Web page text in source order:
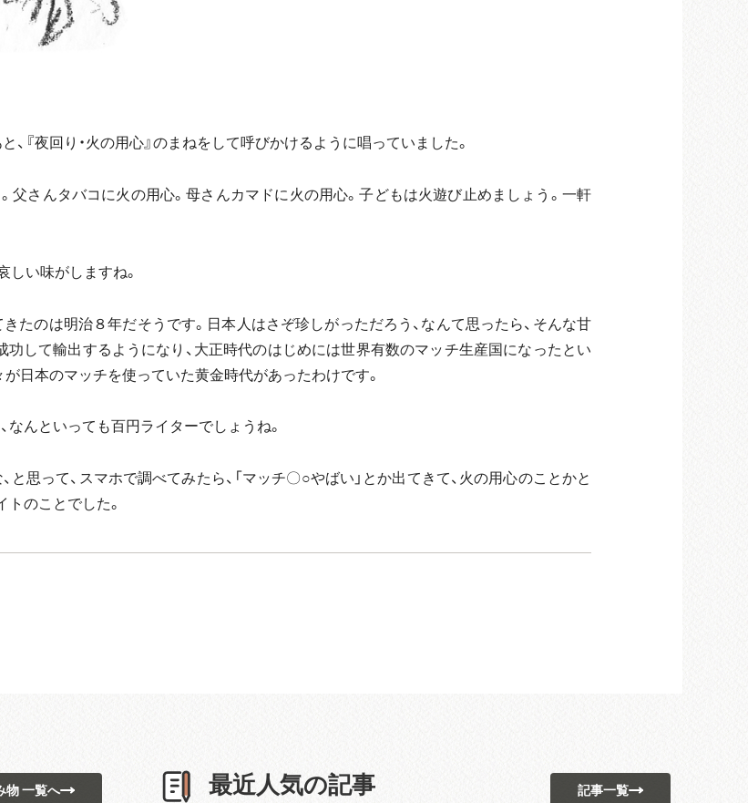
『夜回り・火の用心』のまねをして呼びかけるように唱っていました。
父さんタバコに火の用心。母さんカマドに火の用心。子どもは火遊び止めましょう。一軒
しい味がしますね。
きたのは明治８年だそうです。日本人はさぞ珍しがっただろう、なんて思ったら、そんな甘
功して輸出するようになり、大正時代のはじめには世界有数のマッチ生産国になったとい
日本のマッチを使っていた黄金時代があったわけです。
んといっても百円ライターでしょうね。
思って、スマホで調べてみたら、「マッチ〇○やばい」とか出てきて、火の用心のことかと
のことでした。
物 一覧へ 最近人気の記事 記事一覧